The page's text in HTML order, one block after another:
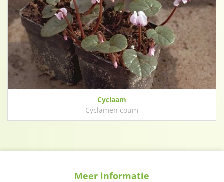
Cyclaam
Cyclamen coum
Meer informatie